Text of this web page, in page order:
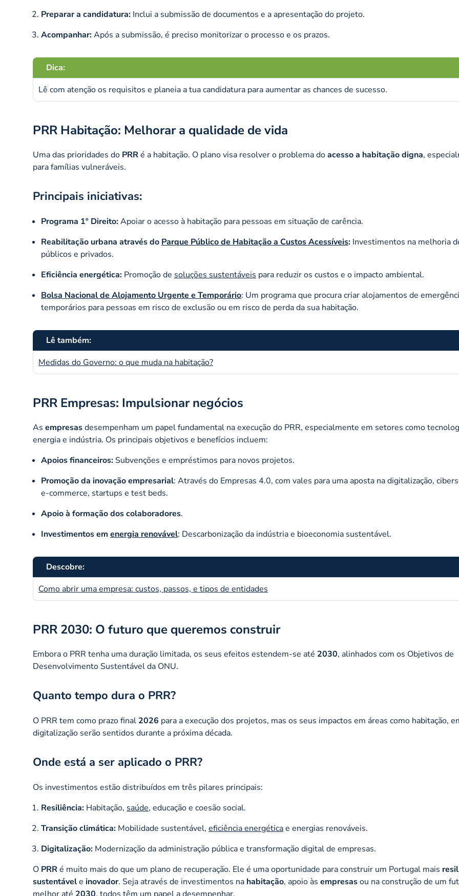
Preparar a candidatura: Inclui a submissão de documentos e a apresentação do projeto.
Acompanhar:Após a submissão, é preciso monitorizar o processo e os prazos.
Dica:
Lê com atenção os requisitos e planeia a tua candidatura para aumentar as chances de sucesso.
PRR Habitação: Melhorar a qualidade de vida
Uma das prioridades do PRRé a habitação. O plano visa resolver o problema doacesso a habitação digna,
para famílias vulneráveis.
Principais iniciativas:
Programa 1º Direito:Apoiar o acesso à habitação para pessoas em situação de carência.
Reabilitação urbana através do Parque Público de Habitação a Custos Acessíveis: Investimentos na melhoria
públicos e privados.
Eficiência energética: Promoção de soluções sustentáveis para reduzir os custos e o impacto ambiental.
Bolsa Nacional de Alojamento Urgente e Temporário: Um programa que procura criar alojamentos de
temporários para pessoas em risco de exclusão ou em risco de perda da sua habitação.
Lê também:
Medidas do Governo: o que muda na habitação?
PRR Empresas: Impulsionar negócios
As empresasdesempenham um papel fundamental na execução do PRR, especialmente em setores como
energia e indústria. Os principais objetivos e benefícios incluem:
Apoios financeiros: Subvenções e empréstimos para novos projetos.
Promoção da inovação empresarial: Através do Empresas 4.0, com vales para uma aposta na digitalização,
e-commerce, startups e test beds.
Apoio à formação dos colaboradores.
Investimentos em energia renovável: Descarbonização da indústria e bioeconomia sustentável.
Descobre:
Como abrir uma empresa: custos, passos, e tipos de entidades
PRR 2030: O futuro que queremos construir
Embora o PRR tenha uma duração limitada, os seus efeitos estendem-se até 2030, alinhados com os Objetivos de
Desenvolvimento Sustentável da ONU.
Quanto tempo dura o PRR?
O PRR tem como prazo final 2026 para a execução dos projetos, mas os seus impactos em áreas como habitação,
digitalização serão sentidos durante a próxima década.
Onde está a ser aplicado o PRR?
Os investimentos estão distribuídos em três pilares principais:
Resiliência: Habitação, saúde, educação e coesão social.
Transição climática: Mobilidade sustentável, eficiência energéticae energias renováveis.
Digitalização: Modernização da administração pública e transformação digital de empresas.
O PRRé muito mais do que um plano de recuperação. Ele é uma oportunidade para construir um Portugal mais
sustentávele inovador. Seja através de investimentos na habitação, apoio às empresasou na construção de um